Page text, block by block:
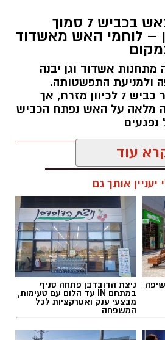
אוטובוס עלה באש בכביש 7 סמוך
– לוחמי האש מאשדוד
מתחנות אשדוד וגן יבנה
ולמניעת התפשטותה.
במהלך האירוע נסגר כביש 7 לכיוון מזרח, אך
מלאה על האש נפתח הכביש
כביש 7
עוד
יעניין אותך גם
ניצת הדובדבן פתחה סניף
במתחם IN עד הלום עם טעימות,
מבצעי ענק ואטרקציות לכל
המשפחה